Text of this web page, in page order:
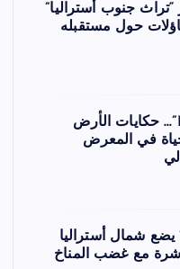
“تراث جنوب أستراليا”
حول مستقبله
“Ngura Puḻka”… حكايات الأرض
في المعرض
يضع شمال أستراليا
مع غضب المناخ